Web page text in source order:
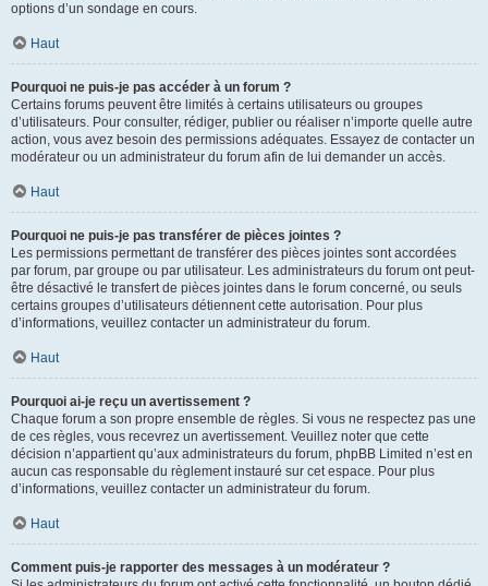
options d’un sondage en cours.
Haut
Pourquoi ne puis-je pas accéder à un forum ?
Certains forums peuvent être limités à certains utilisateurs ou groupes
d’utilisateurs. Pour consulter, rédiger, publier ou réaliser n’importe quelle autre
action, vous avez besoin des permissions adéquates. Essayez de contacter un
modérateur ou un administrateur du forum afin de lui demander un accès.
Haut
Pourquoi ne puis-je pas transférer de pièces jointes ?
Les permissions permettant de transférer des pièces jointes sont accordées
par forum, par groupe ou par utilisateur. Les administrateurs du forum ont peut-
être désactivé le transfert de pièces jointes dans le forum concerné, ou seuls
certains groupes d’utilisateurs détiennent cette autorisation. Pour plus
d’informations, veuillez contacter un administrateur du forum.
Haut
Pourquoi ai-je reçu un avertissement ?
Chaque forum a son propre ensemble de règles. Si vous ne respectez pas une
de ces règles, vous recevrez un avertissement. Veuillez noter que cette
décision n’appartient qu’aux administrateurs du forum, phpBB Limited n’est en
aucun cas responsable du règlement instauré sur cet espace. Pour plus
d’informations, veuillez contacter un administrateur du forum.
Haut
Comment puis-je rapporter des messages à un modérateur ?